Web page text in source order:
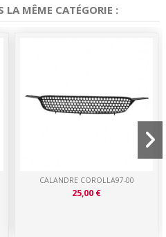
LA MÊME CATÉGORIE :
CALANDRE COROLLA97-00
25,00 €